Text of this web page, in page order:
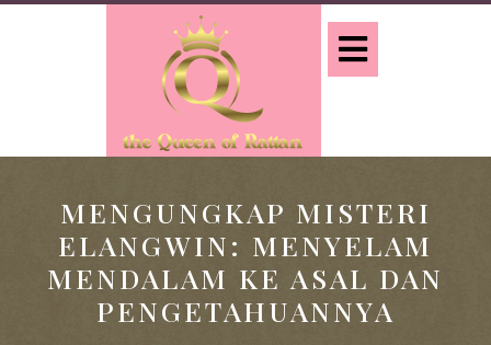
Skip
MENGUNGKAP MISTERI
ELANGWIN: MENYELAM
MENDALAM KE ASAL DAN
PENGETAHUANNYA